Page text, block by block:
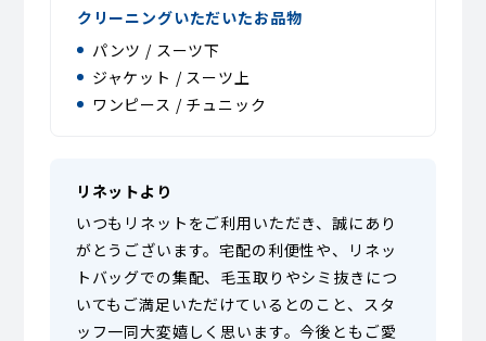
クリーニングいただいたお品物
パンツ / スーツ下
ジャケット / スーツ上
ワンピース / チュニック
リネットより
いつもリネットをご利用いただき、誠にあり
がとうございます。宅配の利便性や、リネッ
トバッグでの集配、毛玉取りやシミ抜きにつ
いてもご満足いただけているとのこと、スタ
ッフ一同大変嬉しく思います。今後ともご愛